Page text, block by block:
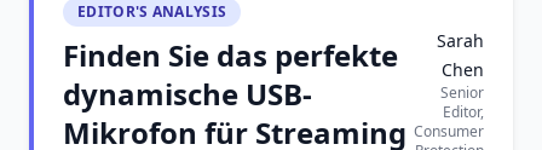
EDITOR'S ANALYSIS
Finden Sie das perfekte
dynamische USB-
Mikrofon für Streaming
Sarah
Chen
Senior
Editor,
Consumer